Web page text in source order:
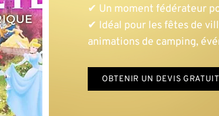
✔ Un moment fédérateur
✔ Idéal pour les fêtes de
animations de camping,
OBTENIR UN DEVIS GRATUIT